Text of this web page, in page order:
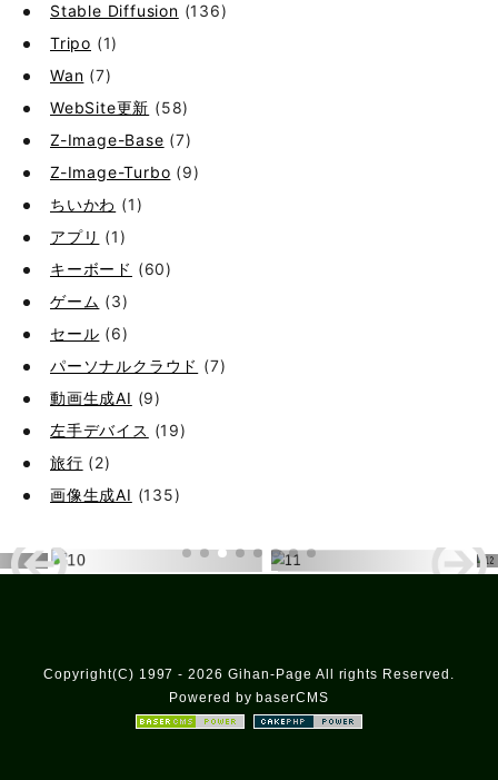
Stable Diffusion (136)
Tripo (1)
Wan (7)
WebSite更新 (58)
Z-Image-Base (7)
Z-Image-Turbo (9)
ちいかわ (1)
アプリ (1)
キーボード (60)
ゲーム (3)
セール (6)
パーソナルクラウド (7)
動画生成AI (9)
左手デバイス (19)
旅行 (2)
画像生成AI (135)
Copyright(C) 1997 - 2026 Gihan-Page All rights Reserved.
Powered by baserCMS